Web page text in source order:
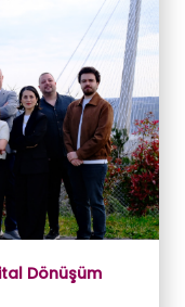
Dönüşüm